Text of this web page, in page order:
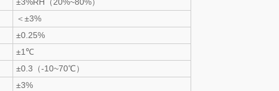
＜±3%
±0.25%
±1℃
±0.3（-10~70℃）
±3%